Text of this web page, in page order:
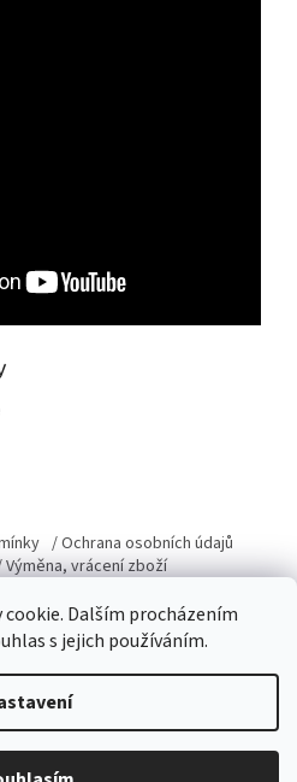
Dalším procházením
s jejich používáním.
/ Ochrana osobních údajů
Výměna, vrácení zboží
. Všechna práva vyhrazena.Upravit